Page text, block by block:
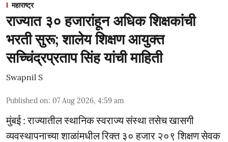
महाराष्ट्र
राज्यात ३० हजारांहून अधिक शिक्षकांची
भरती सुरू; शालेय शिक्षण आयुक्त
सच्चिंद्रप्रताप सिंह यांची माहिती
Swapnil S
Published on: 07 Aug 2026, 4:59 am
मुंबई : राज्यातील स्थानिक स्वराज्य संस्था तसेच खासगी
व्यवस्थापनाच्या शाळांमधील रिक्त ३० हजार २०९ शिक्षण सेवक